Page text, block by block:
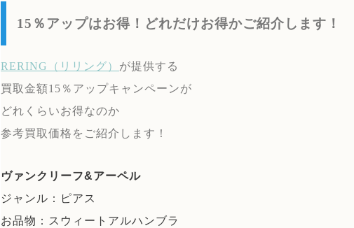
15％アップはお得！どれだけお得かご紹介します！
RERING（リリング） が提供する
買取金額15％アップキャンペーンが
どれくらいお得なのか
参考買取価格をご紹介します！
ヴァンクリーフ&アーペル
ジャンル：ピアス
お品物：スウィートアルハンブラ